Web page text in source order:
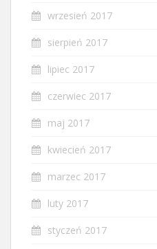
wrzesień 2017
sierpień 2017
lipiec 2017
czerwiec 2017
maj 2017
kwiecień 2017
marzec 2017
luty 2017
styczeń 2017